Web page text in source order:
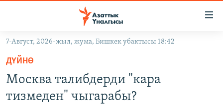
Навигацияга
өтүңүз
Издөөгө
салыңыз
ЖАҢЫЛЫКТАР
7-Август, 2026-жыл, жума, Бишкек убактысы 18:42
ДҮЙНӨ
Москва талибдерди "кара
тизмеден" чыгарабы?